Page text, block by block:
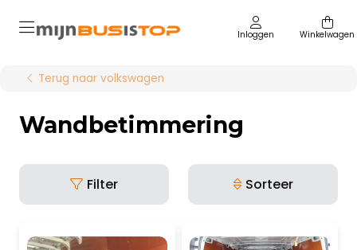
Inloggen Winkelwagen
Terug naar volkswagen
Wandbetimmering
Filter Sorteer